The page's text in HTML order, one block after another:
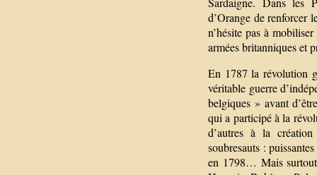
d’Orange de renforcer
n’hésite pas à
armées britanniques et
En 1787 la révolution
véritable guerre
belgiques » avant
qui a participé à la
d’autres à la
soubresauts :
en 1798… Mais surtout